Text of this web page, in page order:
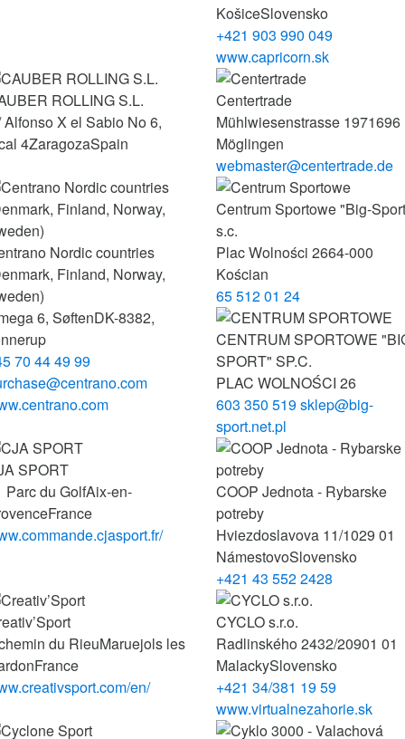
KošiceSlovensko
+421 903 990 049
www.capricorn.sk
ROLLING S.L.
Alfonso X el Sabio No 6,
4ZaragozaSpain
Centertrade
Mühlwiesenstrasse 1971696
Möglingen
webmaster@centertrade.de
Nordic countries
Finland, Norway,
6, SøftenDK-8382,
70 44 49 99
Centrum Sportowe "Big-
s.c.
Plac Wolności 2664-000
Kościan
65 512 01 24
CENTRUM SPORTOWE
SPORT" SP.C.
PLAC WOLNOŚCI 26
603 350 519sklep@big-
sport.net.pl
SPORT
Parc du GolfAix-en-
France
COOP Jednota - Rybarske
potreby
Hviezdoslavova 11/1029 01
NámestovoSlovensko
+421 43 552 2428
du RieuMaruejols les
France
en/
CYCLO s.r.o.
Radlinského 2432/20901 01
MalackySlovensko
+421 34/381 19 59
www.virtualnezahorie.sk